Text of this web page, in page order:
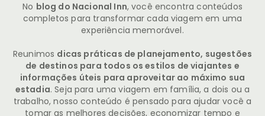
No blog do Nacional Inn, você encontra conteúdos
completos para transformar cada viagem em uma
experiência memorável.
Reunimos dicas práticas de planejamento, sugestões
de destinos para todos os estilos de viajantes e
informações úteis para aproveitar ao máximo sua
estadia. Seja para uma viagem em família, a dois ou a
trabalho, nosso conteúdo é pensado para ajudar você a
tomar as melhores decisões, economizar tempo e